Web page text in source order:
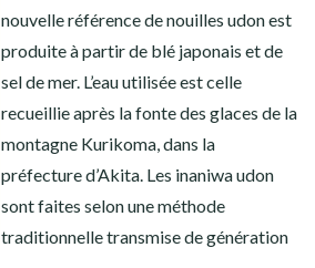
nouvelle référence de nouilles udon est
produite à partir de blé japonais et de
sel de mer. L’eau utilisée est celle
recueillie après la fonte des glaces de la
montagne Kurikoma, dans la
préfecture d’Akita. Les inaniwa udon
sont faites selon une méthode
traditionnelle transmise de génération